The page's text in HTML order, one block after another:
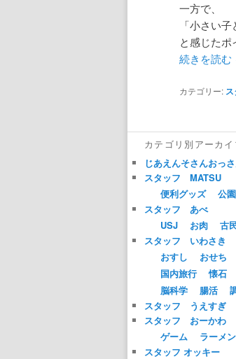
一方で、
「小さい
と感じた
続きを読む
カテゴリー:
カテゴリ別アーカ
じあえんそさんおっ
スタッフ MATSU
便利グッズ
公
スタッフ あべ
USJ
お肉 古
スタッフ いわさき
おすし
おせち
国内旅行
懐石
脳科学
腸活
スタッフ うえすぎ
スタッフ おーかわ
ゲーム
ラーメン
スタッフ オッキー